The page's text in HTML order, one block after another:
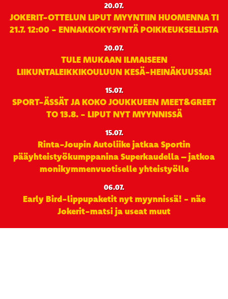
20.07.
JOKERIT-OTTELUN LIPUT MYYNTIIN HUOMENNA TI
21.7. 12:00 - ENNAKKOKYSYNTÄ POIKKEUKSELLISTA
20.07.
TULE MUKAAN ILMAISEEN
LIIKUNTALEIKKIKOULUUN KESÄ-HEINÄKUUSSA!
15.07.
SPORT-ÄSSÄT JA KOKO JOUKKUEEN MEET&GREET
TO 13.8. - LIPUT NYT MYYNNISSÄ
15.07.
Rinta-Joupin Autoliike jatkaa Sportin
pääyhteistyökumppanina Superkaudella – jatkoa
monikymmenvuotiselle yhteistyölle
06.07.
Early Bird-lippupaketit nyt myynnissä! - näe
Jokerit-matsi ja useat muut